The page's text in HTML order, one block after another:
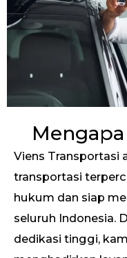
Viens Transportasi
transportasi
hukum dan siap
seluruh Indonesia.
dedikasi tinggi,